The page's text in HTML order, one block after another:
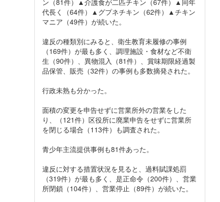
代長く（64件）▲グプネチキン（62件）▲チキン
マニア（49件）が続いた。
違反の種類別にみると、衛生教育未履修の事例
（169件）が最も多く、調理施設・食材など不衛
生（90件）、異物混入（81件）、賞味期限経過製
品保管、販売（32件）の事例も多数摘発された。
行政未熟も分かった。
面積の変更を申告せずに営業所外の営業をした
り、（121件）区役所に廃業申告をせずに営業所
を閉じる場合（113件）も調査された。
青少年主流提供事例も81件あった。
違反に対する措置状況を見ると、過料賦課処罰
（319件）が最も多く、是正命令（200件）、営業
所閉鎖（104件）、営業停止（89件）が続いた。